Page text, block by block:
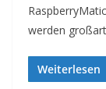
werden
Weiterlesen